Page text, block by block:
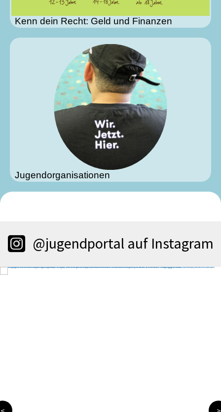
Kenn dein Recht: Geld und Finanzen
Jugendorganisationen
@jugendportal auf Instagram